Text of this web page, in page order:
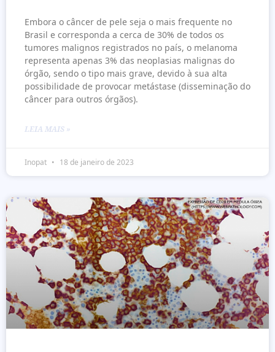
Embora o câncer de pele seja o mais frequente no
Brasil e corresponda a cerca de 30% de todos os
tumores malignos registrados no país, o melanoma
representa apenas 3% das neoplasias malignas do
órgão, sendo o tipo mais grave, devido à sua alta
possibilidade de provocar metástase (disseminação do
câncer para outros órgãos).
LEIA MAIS »
Inopat 18 de janeiro de 2023